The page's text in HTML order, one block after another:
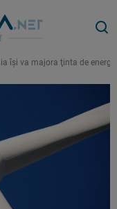
îşi va majora ţinta de